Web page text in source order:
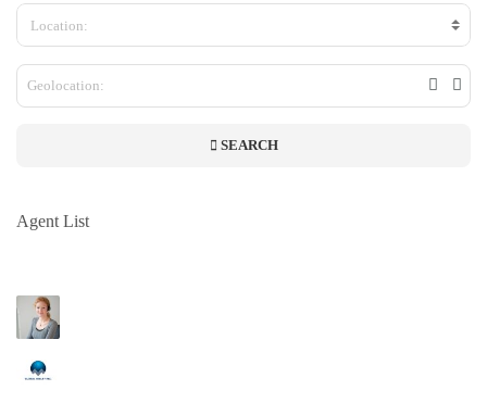
Location:
SEARCH
Agent List
veniam, quis nostrud exerci tation ullamcorper suscipit lobortis nisl ut aliquip ex ea
commodo consequat. Duis autem vel eum iriure dolor in hendrerit in vulputate velit esse
molestie consequat, vel illum dolore eu feugiat nulla facilisis at vero eros et accumsan et
feugait nulla facilisi. Nam liber tempor cum soluta nobis eleifend option congue nihil
imperdiet doming id quod mazim placerat facer possim assum.